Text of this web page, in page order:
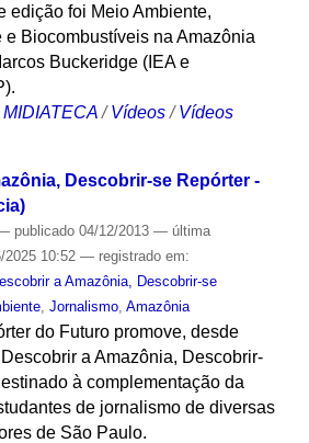
edição foi Meio Ambiente,
e Biocombustíveis na Amazônia
Buckeridge (IEA e
MIDIATECA /Vídeos /Vídeos
Descobrir-se Repórter -
publicado04/12/2013 — última
10:52 — registrado em:
a Amazônia, Descobrir-se
, Jornalismo, Amazônia
do Futuro promove, desde
a Amazônia, Descobrir-
à complementação da
de jornalismo de diversas
de São Paulo.